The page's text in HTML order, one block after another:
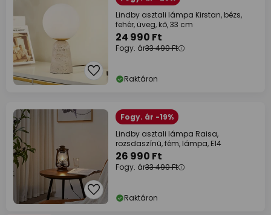
Lindby asztali lámpa Kirstan, bézs,
fehér, üveg, kő, 33 cm
24 990 Ft
Fogy. ár33 490 Ft
Raktáron
Fogy. ár -19%
Lindby asztali lámpa Raisa,
rozsdaszínű, fém, lámpa, E14
26 990 Ft
Fogy. ár33 490 Ft
Raktáron